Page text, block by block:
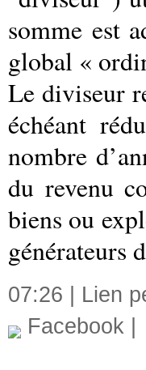
somme est
global «
Le diviseur
échéant
nombre
du revenu
biens ou
générateurs
07:26 | Lien
Facebook